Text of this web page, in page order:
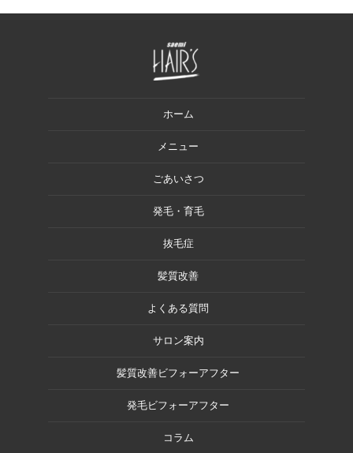
ホーム
メニュー
ごあいさつ
発毛・育毛
抜毛症
髪質改善
よくある質問
サロン案内
髪質改善ビフォーアフター
発毛ビフォーアフター
コラム